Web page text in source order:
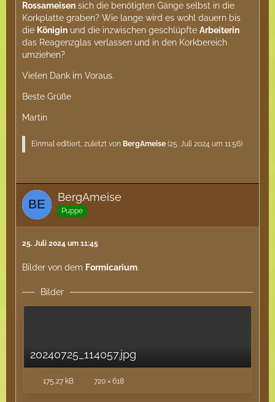
Rossameisen sich die benötigten Gänge selbst in die
Korkplatte graben? Wie lange wird es wohl dauern bis
die Königin und die inzwischen geschlüpfte Arbeiterin
das Reagenzglas verlassen und in den Korkbereich
umziehen?
Vielen Dank im Voraus.
Beste Grüße
Martin
Einmal editiert, zuletzt von BergAmeise (25. Juli 2024 um 11:56)
BergAmeise
Puppe
25. Juli 2024 um 11:45
Bilder von dem Formicarium.
Bilder
20240725_114057.jpg
175,27 kB 720 × 618